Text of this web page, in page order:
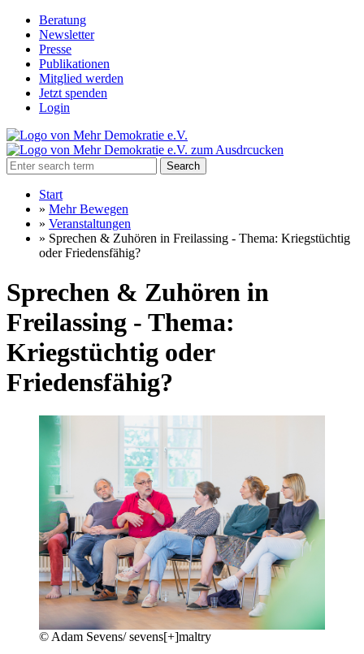
Beratung
Newsletter
Presse
Publikationen
Mitglied werden
Jetzt spenden
Login
Search
Start
» Mehr Bewegen
» Veranstaltungen
» Sprechen & Zuhören in Freilassing - Thema: Kriegstüchtig
oder Friedensfähig?
Sprechen & Zuhören in
Freilassing - Thema:
Kriegstüchtig oder
Friedensfähig?
© Adam Sevens/ sevens[+]maltry